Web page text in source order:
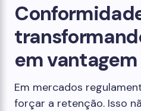
em vantagem
Em mercados
forçar a retenção. Isso